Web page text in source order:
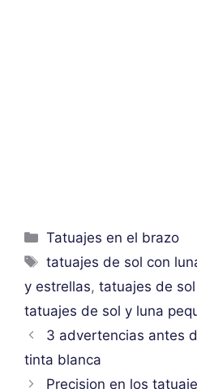
Categorías
Tatuajes en el brazo
Etiquetas
tatuajes de sol con
y estrellas, tatuajes de
tatuajes de sol y luna
3 advertencias antes
tinta blanca
Precision en los